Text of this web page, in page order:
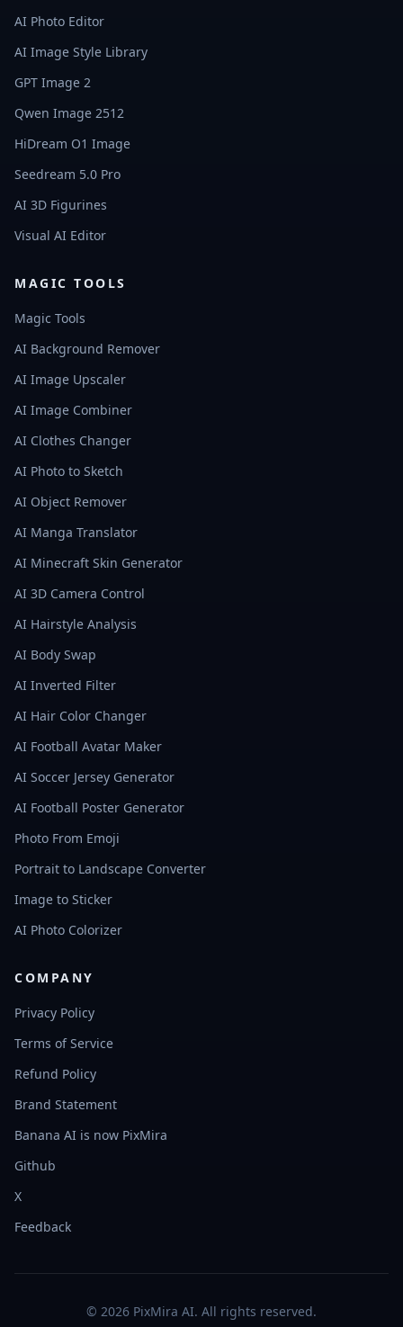
AI Photo Editor
AI Image Style Library
GPT Image 2
Qwen Image 2512
HiDream O1 Image
Seedream 5.0 Pro
AI 3D Figurines
Visual AI Editor
MAGIC TOOLS
Magic Tools
AI Background Remover
AI Image Upscaler
AI Image Combiner
AI Clothes Changer
AI Photo to Sketch
AI Object Remover
AI Manga Translator
AI Minecraft Skin Generator
AI 3D Camera Control
AI Hairstyle Analysis
AI Body Swap
AI Inverted Filter
AI Hair Color Changer
AI Football Avatar Maker
AI Soccer Jersey Generator
AI Football Poster Generator
Photo From Emoji
Portrait to Landscape Converter
Image to Sticker
AI Photo Colorizer
COMPANY
Privacy Policy
Terms of Service
Refund Policy
Brand Statement
Banana AI is now PixMira
Github
X
Feedback
© 2026 PixMira AI. All rights reserved.